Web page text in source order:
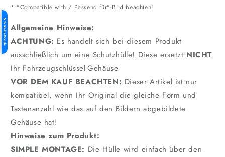
* "Compatible with / Passend für"-Bild beachten!
Allgemeine Hinweise:
ACHTUNG: Es handelt sich bei diesem Produkt
ausschließlich um eine Schutzhülle! Diese ersetzt NICHT
Ihr Fahrzeugschlüssel-Gehäuse
VOR DEM KAUF BEACHTEN: Dieser Artikel ist nur
kompatibel, wenn Ihr Original die gleiche Form und
Tastenanzahl wie das auf den Bildern abgebildete
Gehäuse hat!
Hinweise zum Produkt:
SIMPLE MONTAGE: Die Hülle wird einfach über den
5% Rabattcode